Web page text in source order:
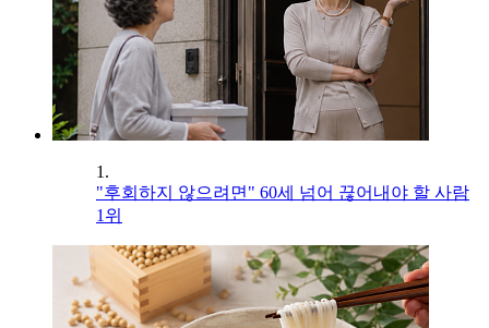
1.
"후회하지 않으려면" 60세 넘어 끊어내야 할 사람
1위